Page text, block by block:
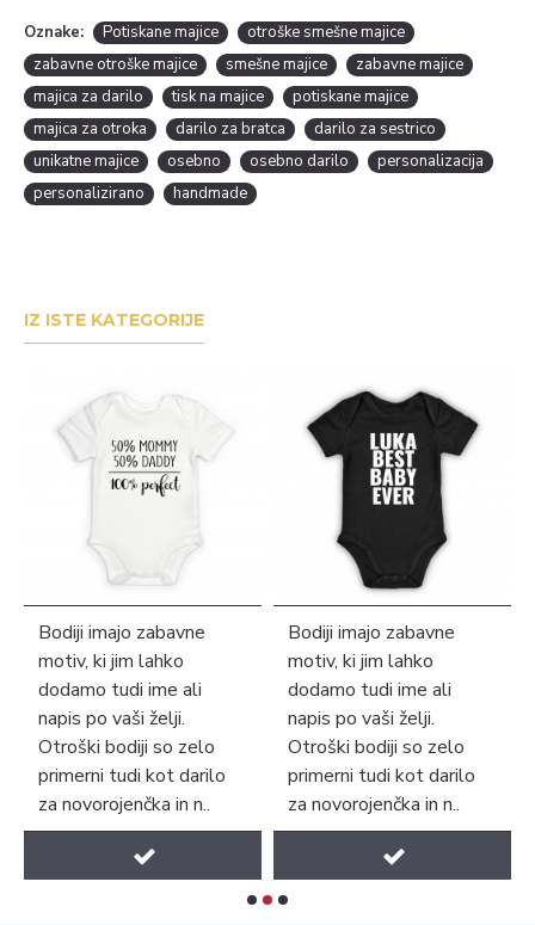
Oznake: Potiskane majice
otroške smešne majice
zabavne otroške majice
smešne majice
zabavne majice
majica za darilo
tisk na majice
potiskane majice
majica za otroka
darilo za bratca
darilo za sestrico
unikatne majice
osebno osebno darilo
personalizacija
personalizirano
handmade
IZ ISTE KATEGORIJE
Bodiji imajo zabavne
motiv, ki jim lahko
dodamo tudi ime ali
napis po vaši želji.
Otroški bodiji so zelo
primerni tudi kot darilo
za novorojenčka in n..
Bodiji imajo zabavne
motiv, ki jim lahko
dodamo tudi ime ali
napis po vaši želji.
Otroški bodiji so zelo
primerni tudi kot darilo
za novorojenčka in n..